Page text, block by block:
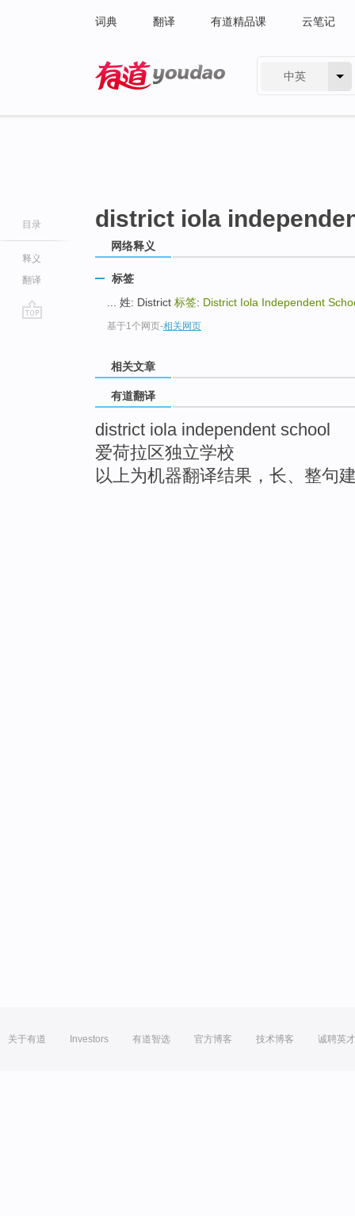
词典 翻译 有道精品课 云笔记
中英
目录
释义
翻译
district iola
网络释义
标签
... 姓: District 标签: District Iola Independent
基于1个网页-相关网页
相关文章
有道翻译
district iola independent school
爱荷拉区独立学校
以上为机器翻译结果，长、整句
关于有道 Investors 有道智选 官方博客 技术博客 诚聘英才